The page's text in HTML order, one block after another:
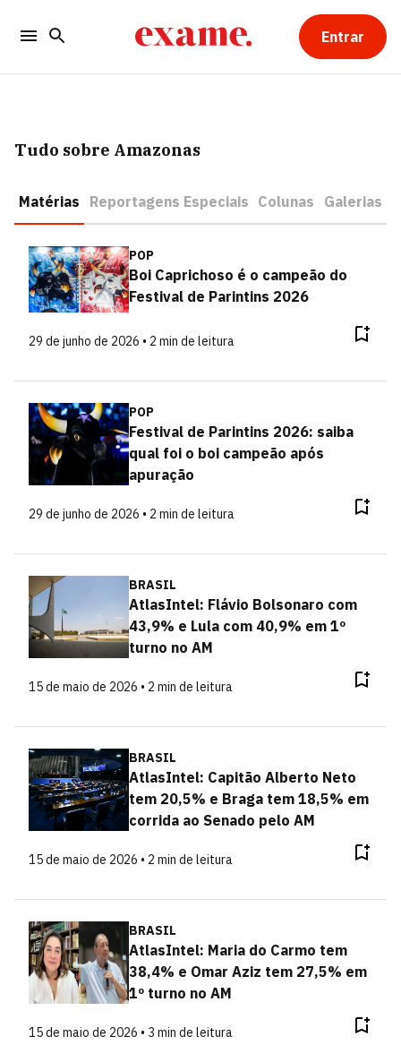
Entrar
Tudo sobre Amazonas
Matérias Reportagens Especiais Colunas Galerias
POP
Boi Caprichoso é o campeão do
Festival de Parintins 2026
29 de junho de 2026 • 2 min de leitura
POP
Festival de Parintins 2026: saiba
qual foi o boi campeão após
apuração
29 de junho de 2026 • 2 min de leitura
BRASIL
AtlasIntel: Flávio Bolsonaro com
43,9% e Lula com 40,9% em 1º
turno no AM
15 de maio de 2026 • 2 min de leitura
BRASIL
AtlasIntel: Capitão Alberto Neto
tem 20,5% e Braga tem 18,5% em
corrida ao Senado pelo AM
15 de maio de 2026 • 2 min de leitura
BRASIL
AtlasIntel: Maria do Carmo tem
38,4% e Omar Aziz tem 27,5% em
1º turno no AM
15 de maio de 2026 • 3 min de leitura